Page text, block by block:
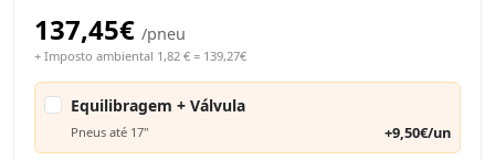
137,45€ /pneu
+ Imposto ambiental 1,82 € = 139,27€
Equilibragem + Válvula
Pneus até 17" +9,50€/un